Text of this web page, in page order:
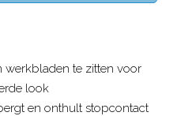
te zitten voor
look
en onthult stopcontact